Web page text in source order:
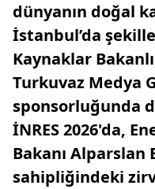
dünyanın doğal
İstanbul’da
Kaynaklar
Turkuvaz Medya
sponsorluğunda
İNRES 2026'da,
Bakanı Alparslan
sahipliğindeki